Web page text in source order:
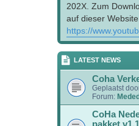
202X. Zum
auf dieser
https://
LATEST NEWS
Coha
Geplaatst
Forum:
CoHa